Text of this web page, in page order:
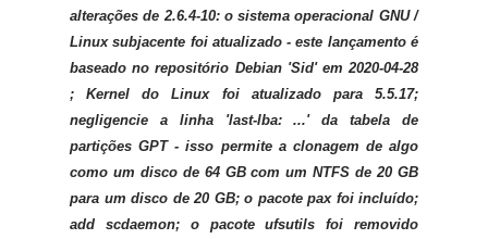
alterações de 2.6.4-10: o sistema operacional GNU /
Linux subjacente foi atualizado - este lançamento é
baseado no repositório Debian 'Sid' em 2020-04-28
; Kernel do Linux foi atualizado para 5.5.17;
negligencie a linha 'last-lba: ...' da tabela de
partições GPT - isso permite a clonagem de algo
como um disco de 64 GB com um NTFS de 20 GB
para um disco de 20 GB; o pacote pax foi incluído;
add scdaemon; o pacote ufsutils foi removido